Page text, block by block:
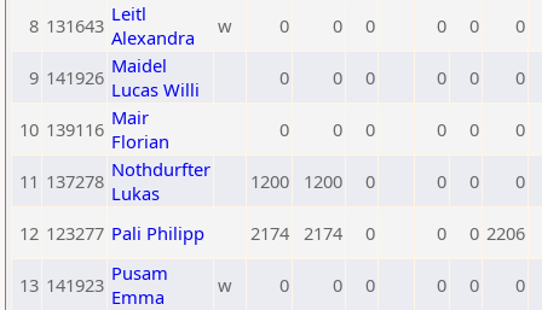
8 131643 Leitl
Alexandra
w 0 0 0 0 0 0
9 141926 Maidel
Lucas Willi
0 0 0 0 0 0
10 139116 Mair
Florian
0 0 0 0 0 0
11 137278 Nothdurfter
Lukas
1200 1200 0 0 0 0
12 123277 Pali Philipp 2174 2174 0 0 0 2206
13 141923 Pusam
Emma
w 0 0 0 0 0 0